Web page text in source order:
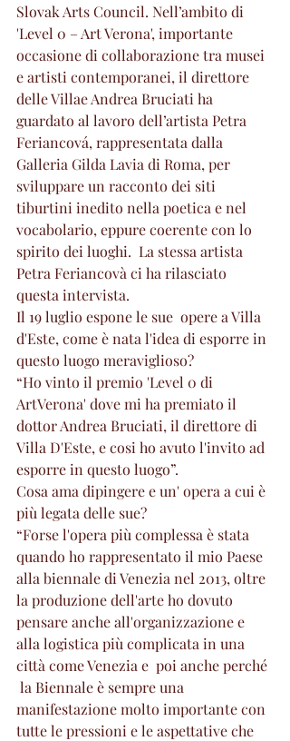
Slovak Arts Council. Nell’ambito di
'Level 0 – Art Verona', importante
occasione di collaborazione tra musei
e artisti contemporanei, il direttore
delle Villae Andrea Bruciati ha
guardato al lavoro dell’artista Petra
Feriancová, rappresentata dalla
Galleria Gilda Lavia di Roma, per
sviluppare un racconto dei siti
tiburtini inedito nella poetica e nel
vocabolario, eppure coerente con lo
spirito dei luoghi.  La stessa artista
Petra Feriancovà ci ha rilasciato
questa intervista.
Il 19 luglio espone le sue  opere a Villa
d'Este, come è nata l'idea di esporre in
questo luogo meraviglioso?
“Ho vinto il premio 'Level 0 di
ArtVerona' dove mi ha premiato il
dottor Andrea Bruciati, il direttore di
Villa D'Este, e cosi ho avuto l'invito ad
esporre in questo luogo”.
Cosa ama dipingere e un' opera a cui è
più legata delle sue?
“Forse l'opera più complessa è stata
quando ho rappresentato il mio Paese
alla biennale di Venezia nel 2013, oltre
la produzione dell'arte ho dovuto
pensare anche all'organizzazione e
alla logistica più complicata in una
città come Venezia e  poi anche perché
la Biennale è sempre una
manifestazione molto importante con
tutte le pressioni e le aspettative che